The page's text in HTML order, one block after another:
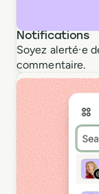
Notifications
Soyez alerté·e
commentaire.